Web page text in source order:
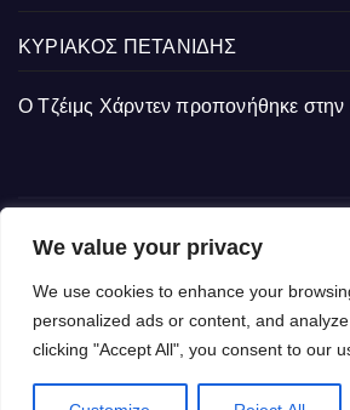
We value your privacy
We use cookies to enhance your
personalized ads or content, and
clicking "Accept All", you consent to our
ΚΥΡΙΑΚΟΣ ΠΕΤΑΝΙΔΗΣ
Ο Τζέιμς Χάρντεν προπονήθηκε
Δημιουργήθηκε από το digital2000 με την